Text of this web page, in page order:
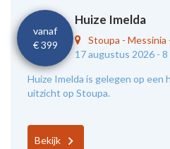
vanaf
€ 399
Huize Imelda
Stoupa - Messinia
17 augustus 2026 - 8
Huize Imelda is gelegen op een
uitzicht op Stoupa.
Bekijk